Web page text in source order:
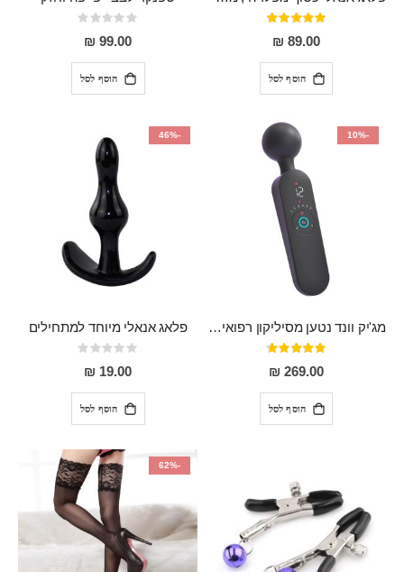
דירוג:
97%
89.00 ₪
הוסף לסל
Rating:
0%
99.00 ₪
הוסף לסל
-10%
מג'יק וונד נטען מסיליקון רפואי חזק בעל 12 מצבי רטט ו6 מהירויות שונות ROMI
דירוג:
93%
269.00 ₪
הוסף לסל
-46%
פלאג אנאלי מיוחד למתחילים
Rating:
0%
19.00 ₪
הוסף לסל
-62%